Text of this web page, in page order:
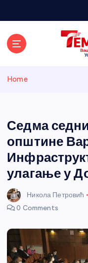
Home
Седма
општине
улагање у
Никола Петровић
0 Comments